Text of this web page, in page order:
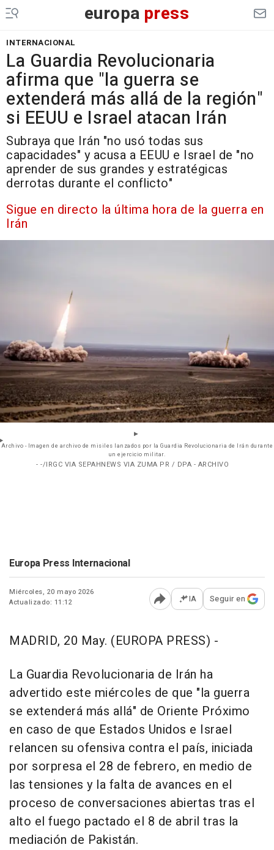
europa press
INTERNACIONAL
La Guardia Revolucionaria
afirma que "la guerra se
extenderá más allá de la región"
si EEUU e Israel atacan Irán
Subraya que Irán "no usó todas sus
capacidades" y acusa a EEUU e Israel de "no
aprender de sus grandes y estratégicas
derrotas durante el conflicto"
Sigue en directo la última hora de la guerra en
Irán
Archivo - Imagen de archivo de misiles lanzados por la Guardia Revolucionaria de Irán durante
un ejercicio militar.
- -/IRGC VIA SEPAHNEWS VIA ZUMA PR / DPA - ARCHIVO
Europa Press Internacional
Miércoles, 20 mayo 2026
Actualizado: 11:12
Abrir opciones para
IA Seguir en
MADRID, 20 May. (EUROPA PRESS) -
La Guardia Revolucionaria de Irán ha
advertido este miércoles de que "la guerra
se extenderá más allá" de Oriente Próximo
en caso de que Estados Unidos e Israel
relancen su ofensiva contra el país, iniciada
por sorpresa el 28 de febrero, en medio de
las tensiones y la falta de avances en el
proceso de conversaciones abiertas tras el
alto el fuego pactado el 8 de abril tras la
mediación de Pakistán.